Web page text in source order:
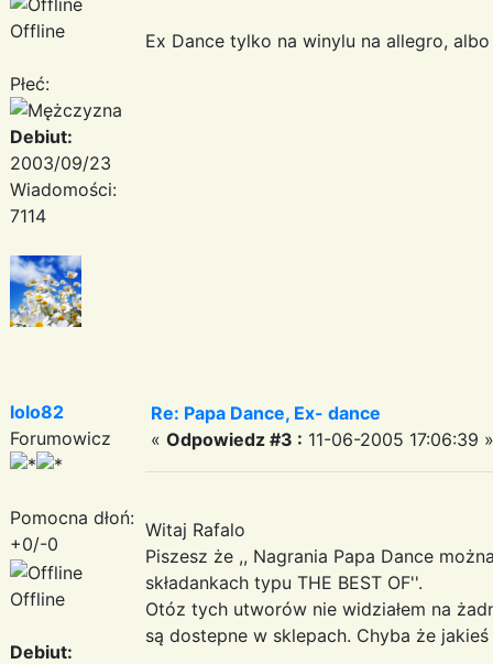
Offline
Płeć:
Debiut:
2003/09/23
Wiadomości:
7114
Ex Dance tylko na winylu na allegro,
lolo82
Forumowicz
Pomocna dłoń:
+0/-0
Offline
Debiut:
Re: Papa Dance, Ex- dance
« Odpowiedz #3 : 11-06-2005 17:06:39 »
Witaj Rafalo
Piszesz że ,, Nagrania Papa Dance
składankach typu THE BEST OF''.
Otóz tych utworów nie widziałem na
są dostepne w sklepach. Chyba że